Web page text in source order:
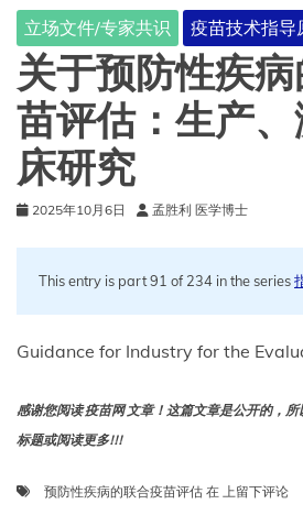
用
于
肌
肉
注
射
2025-
配
立场文件/专家共识 疫苗技术指导
关于预防性疾
苗评估：生产
床研究
2025年10月6日 孟胜利 医学博士
This entry is part 91 of 234 in the series
Guidance for Industry for the
感谢您阅读 疫苗网 文章！这篇文章是公开的，
标题或阅读更多!!!
预防性疾病的联合疫苗评估 在 关
上留下评论